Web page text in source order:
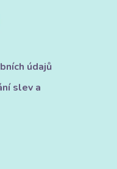
údajů
slev a